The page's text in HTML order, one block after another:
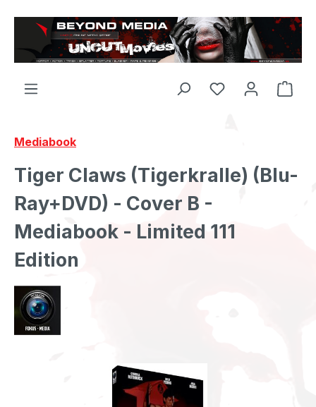
Zum Hauptinhalt springen
Mediabook
Tiger Claws (Tigerkralle) (Blu-
Ray+DVD) - Cover B -
Mediabook - Limited 111
Edition
Bildergalerie überspringen